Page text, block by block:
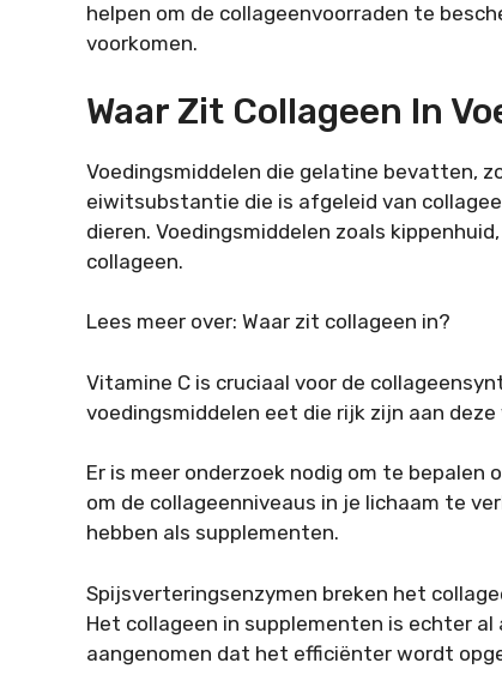
helpen om de collageenvoorraden te
voorkomen.
Waar Zit Collageen In
Voedingsmiddelen die gelatine bevatten,
eiwitsubstantie die is afgeleid van
dieren. Voedingsmiddelen zoals
collageen.
Lees meer over: Waar zit collageen in?
Vitamine C is cruciaal voor de
voedingsmiddelen eet die rijk zijn aan
Er is meer onderzoek nodig om te
om de collageenniveaus in je lichaam te
hebben als supplementen.
Spijsverteringsenzymen breken het
Het collageen in supplementen is echter
aangenomen dat het efficiënter wordt